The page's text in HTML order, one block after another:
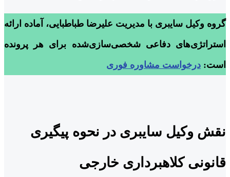
گروه وکیل سایبری با مدیریت علیرضا طباطبایی، آماده ارائه
استراتژی‌های دفاعی شخصی‌سازی‌شده برای هر پرونده
است: درخواست مشاوره فوری
نقش وکیل سایبری در نحوه پیگیری
قانونی کلاهبرداری خارجی